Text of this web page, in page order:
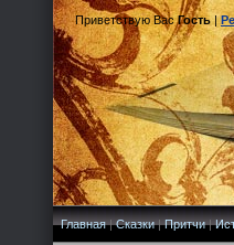
Приветствую Вас Гость|
Главная|Сказки|Притчи|